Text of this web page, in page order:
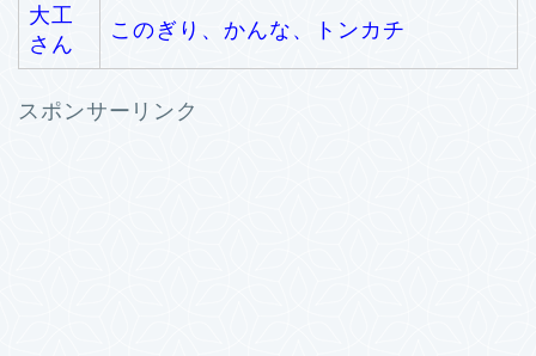
大工
さん
このぎり、かんな、トンカチ
スポンサーリンク